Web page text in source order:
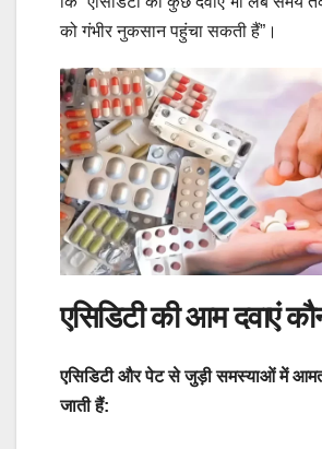
को गंभीर नुकसान पहुंचा सकती हैं”।
एसिडिटी की आम दवाएं
एसिडिटी और पेट से जुड़ी समस्याओं में
जाती हैं: